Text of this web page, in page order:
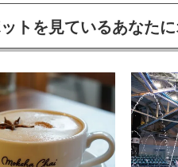
トを見ているあなた